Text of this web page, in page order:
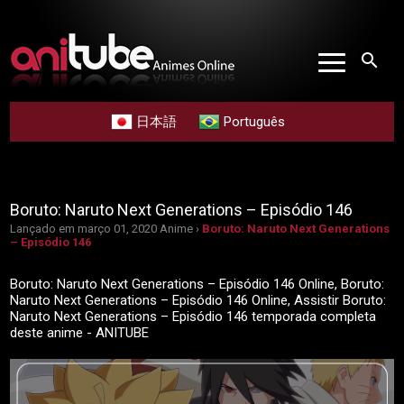
search
日本語 Português
Boruto: Naruto Next Generations – Episódio 146
Lançado em março 01, 2020 Anime › Boruto: Naruto Next Generations
– Episódio 146
Boruto: Naruto Next Generations – Episódio 146 Online, Boruto:
Naruto Next Generations – Episódio 146 Online, Assistir Boruto:
Naruto Next Generations – Episódio 146 temporada completa
deste anime - ANITUBE